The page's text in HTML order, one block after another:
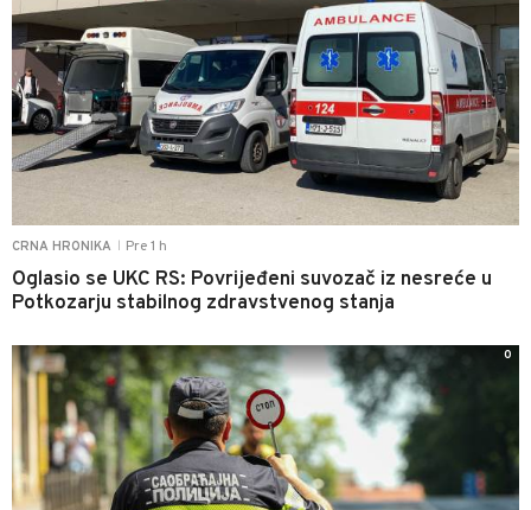
CRNA HRONIKA Pre 1 h
Oglasio se UKC RS: Povrijeđeni suvozač iz nesreće u
Potkozarju stabilnog zdravstvenog stanja
0